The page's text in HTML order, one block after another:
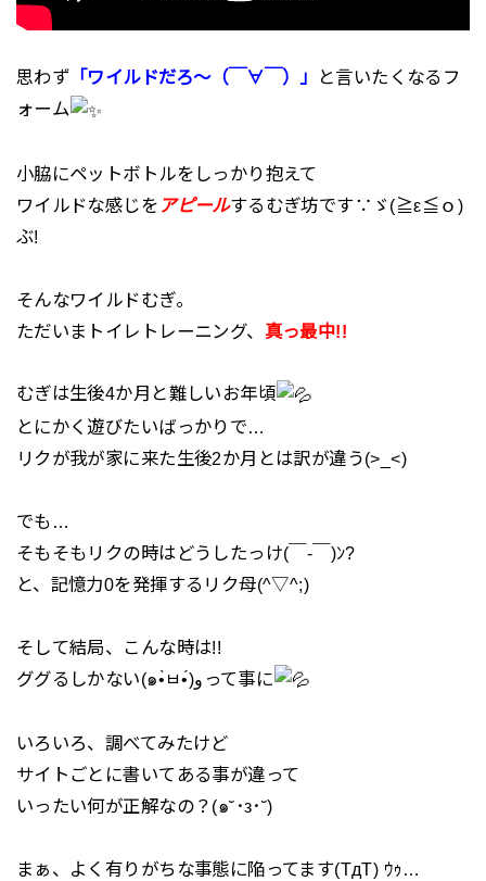
思わず 「ワイルドだろ～（￣∀￣）」
と言いたくなるフ
ォーム
小脇にペットボトルをしっかり抱えて
ワイルドな感じを アピールするむぎ坊です∵ゞ(≧ε≦ｏ)
ぶ!
そんなワイルドむぎ。
ただいまトイレトレーニング、 真っ最中!!
むぎは生後4か月と難しいお年頃
とにかく遊びたいばっかりで…
リクが我が家に来た生後2か月とは訳が違う(>_<)
でも…
そもそもリクの時はどうしたっけ(￣-￣)ﾝ?
と、記憶力0を発揮するリク母(^▽^;)
そして結局、こんな時は!!
ググるしかない(๑•̀ㅂ•́)وって事に
いろいろ、調べてみたけど
サイトごとに書いてある事が違って
いったい何が正解なの？(๑˘･з･˘)
まぁ、よく有りがちな事態に陥ってます(TдT) ｳｩ…